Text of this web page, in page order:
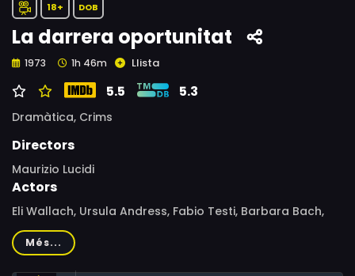
18+ DOB
La darrera oportunitat
1973 1h 46m Llista
5.5 5.3
Dramàtica, Crims
Directors
Maurizio Lucidi
Actors
Eli Wallach, Ursula Andress, Fabio Testi, Barbara Bach,
Massimo Girotti, Carlo De Mejo, Howard Ross, Céline
Lomez, Susanna Onofri, Luigi Antonio Guerra, Frank von
Kuegelgen
Més...